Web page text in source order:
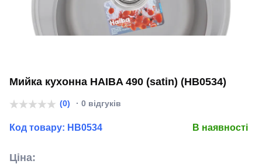
Мийка кухонна HAIBA 490 (satin) (HB0534)
(0) · 0 відгуків
Код товару: HB0534 В наявності
Ціна: